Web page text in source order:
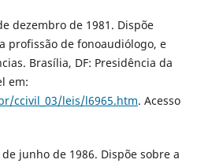
dezembro de 1981. Dispõe
profissão de fonoaudiólogo, e
Brasília, DF: Presidência da
em:
ccivil_03/leis/l6965.htm. Acesso
de junho de 1986. Dispõe sobre a